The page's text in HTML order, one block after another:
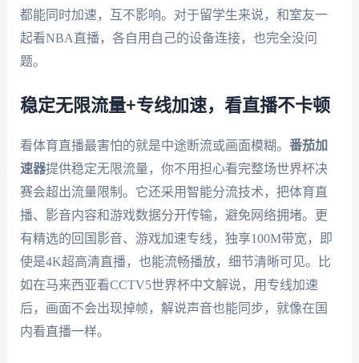
都能同时加速，互不影响。对于留学生来说，和室友一
起看NBA直播，各自用自己的设备连接，也完全没问
题。
稳定无限流量+专线加速，看直播不卡顿
看体育直播最害怕的就是中途断流或画面模糊。 番茄加
速器提供稳定无限流量，你不用担心看完整场世界杯决
赛会超出流量限制。它还采用智能分流技术，把体育直
播、影音内容和游戏数据分开传输，避免网络拥堵。更
有精选的回国影音、游戏加速专线，独享100M带宽，即
使是4K超高清直播，也能流畅播放，细节清晰可见。比
如在马来西亚看CCTV5世界杯中文解说，用专线加速
后，画面不会出现掉帧，解说声音也能同步，就像在国
内看直播一样。